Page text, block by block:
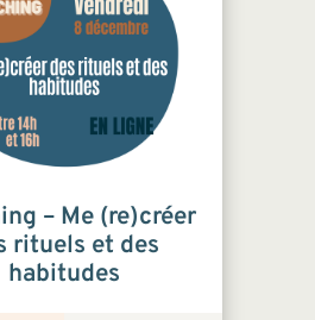
– Me (re)créer
rituels et des
habitudes